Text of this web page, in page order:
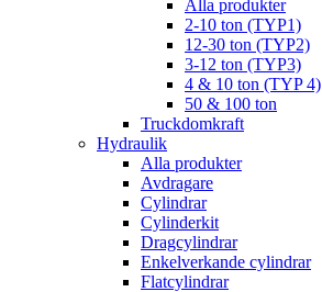
Alla produkter
2-10 ton (TYP1)
12-30 ton (TYP2)
3-12 ton (TYP3)
4 & 10 ton (TYP 4)
50 & 100 ton
Truckdomkraft
Hydraulik
Alla produkter
Avdragare
Cylindrar
Cylinderkit
Dragcylindrar
Enkelverkande cylindrar
Flatcylindrar